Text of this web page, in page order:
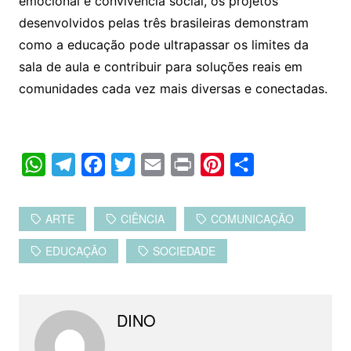
desenvolvidos pelas três brasileiras demonstram
como a educação pode ultrapassar os limites da
sala de aula e contribuir para soluções reais em
comunidades cada vez mais diversas e conectadas.
W
a
t
s
l
e
g
m
c
e
b
i
t
a
i
l
i
n
t
n
t
m
p
ARTE CIÊNCIA COMUNICAÇÃO
EDUCAÇÃO SOCIEDADE
DINO